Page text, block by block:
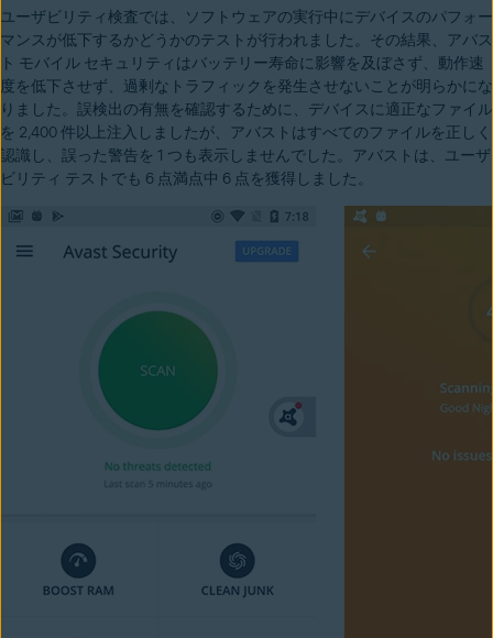
ユーザビリティ検査では、ソフトウェアの実行中にデバイスのパフォー
マンスが低下するかどうかのテストが行われました。その結果、アバス
ト モバイル セキュリティはバッテリー寿命に影響を及ぼさず、動作速
度を低下させず、過剰なトラフィックを発生させないことが明らかにな
りました。誤検出の有無を確認するために、デバイスに適正なファイル
を 2,400 件以上注入しましたが、アバストはすべてのファイルを正しく
認識し、誤った警告を 1 つも表示しませんでした。アバストは、ユーザ
ビリティ テストでも 6 点満点中 6 点を獲得しました。